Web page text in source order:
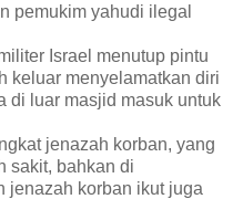
pemukim yahudi ilegal
Israel menutup pintu
keluar menyelamatkan diri
di luar masjid masuk untuk
jenazah korban, yang
sakit, bahkan di
jenazah korban ikut juga